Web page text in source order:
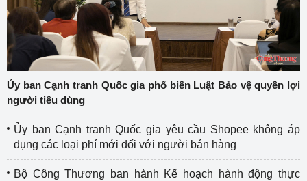
Ủy ban Cạnh tranh Quốc gia phổ biến Luật Bảo vệ quyền lợi
người tiêu dùng
Ủy ban Cạnh tranh Quốc gia yêu cầu Shopee không áp
dụng các loại phí mới đối với người bán hàng
Bộ Công Thương ban hành Kế hoạch hành động thực